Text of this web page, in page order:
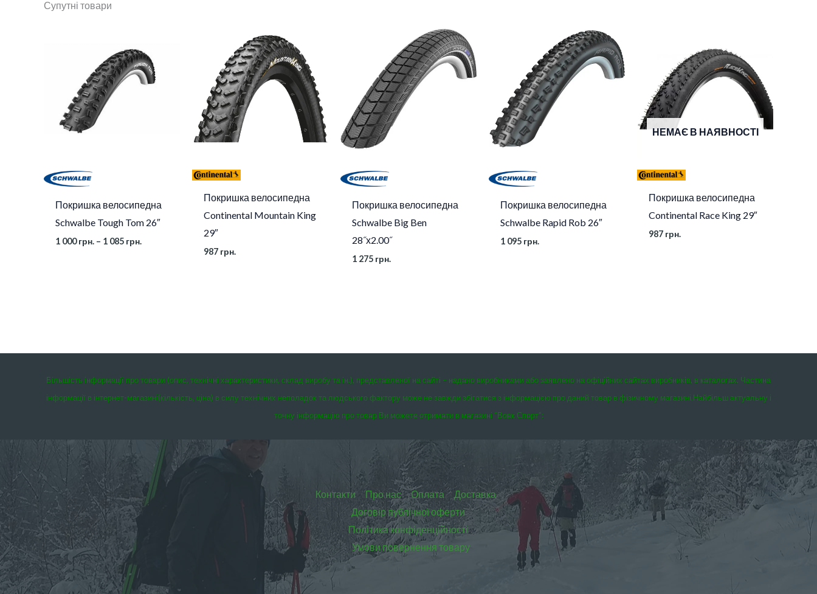
Колір
Супутні товари
Покришка велосипедна
Schwalbe Tough Tom 26″
1 000грн. – 1 085 грн.
1
000 грн.
до
Покришка велосипедна
Continental Mountain King
29″
987 грн.
Покришка велосипедна
Schwalbe Big Ben
28˝х2.00˝
1 275 грн.
Покришка велосипедна
Schwalbe Rapid Rob 26″
1 095 грн.
НЕМАЄ В НАЯВНОСТІ
Покришка велосипедна
Continental Race King 29″
987 грн.
Більшість інформації про товари (опис, технічні характеристики, склад виробу та ін.), представленої на сайті – надано виробниками або заявлено на офіційних сайтах виробників, в каталогах. Частина
інформації в інтернет-магазині(кількість, ціна) в силу технічних неполадок та людського фактору може не завжди збігатися з інформацією про даний товар в фізичному магазині.Найбільш актуальну і
точну інформацію про товар Ви можете отримати в магазині “Вовк Спорт”:
Контакти Про нас Оплата
Доставка
Договір публічної оферти
Політика конфіденційності
Умови повернення товару